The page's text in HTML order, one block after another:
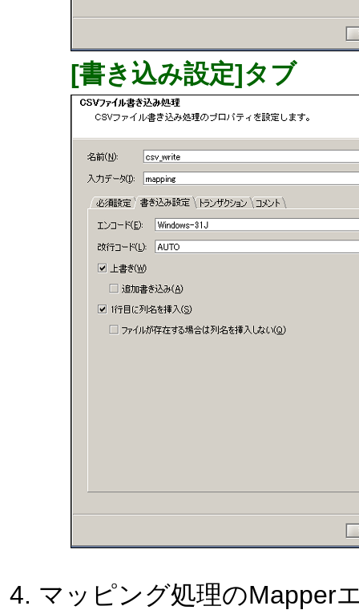
[書き込み設定]タブ
マッピング処理のMapper